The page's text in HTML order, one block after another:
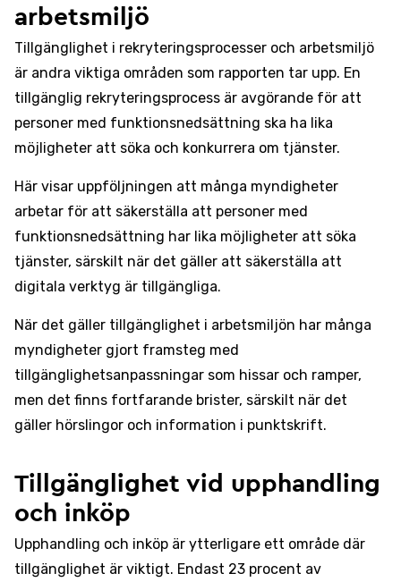
arbetsmiljö
Tillgänglighet i rekryteringsprocesser och arbetsmiljö
är andra viktiga områden som rapporten tar upp. En
tillgänglig rekryteringsprocess är avgörande för att
personer med funktionsnedsättning ska ha lika
möjligheter att söka och konkurrera om tjänster.
Här visar uppföljningen att många myndigheter
arbetar för att säkerställa att personer med
funktionsnedsättning har lika möjligheter att söka
tjänster, särskilt när det gäller att säkerställa att
digitala verktyg är tillgängliga.
När det gäller tillgänglighet i arbetsmiljön har många
myndigheter gjort framsteg med
tillgänglighetsanpassningar som hissar och ramper,
men det finns fortfarande brister, särskilt när det
gäller hörslingor och information i punktskrift.
Tillgänglighet vid upphandling
och inköp
Upphandling och inköp är ytterligare ett område där
tillgänglighet är viktigt. Endast 23 procent av